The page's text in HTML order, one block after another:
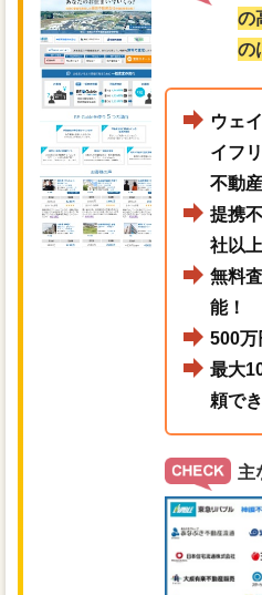
の
の
ウェ
イフ
不動
提携
社以上
無料
能！
500万
最大
頼で
主